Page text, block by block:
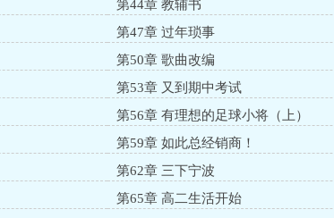
第44章 教辅书
第47章 过年琐事
第50章 歌曲改编
第53章 又到期中考试
第56章 有理想的足球小将（上）
第59章 如此总经销商！
第62章 三下宁波
第65章 高二生活开始